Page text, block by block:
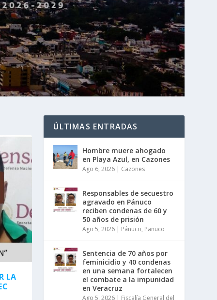
LA
ÚLTIMAS ENTRADAS
Hombre muere ahogado
en Playa Azul, en Cazones
Ago 6, 2026 Cazones
Responsables de secuestro
agravado en Pánuco
reciben condenas de 60 y
50 años de prisión
Ago 5, 2026 Pánuco, Panuco
Sentencia de 70 años por
feminicidio y 40 condenas
en una semana fortalecen
el combate a la impunidad
en Veracruz
Ago 5, 2026
Fiscalía General del